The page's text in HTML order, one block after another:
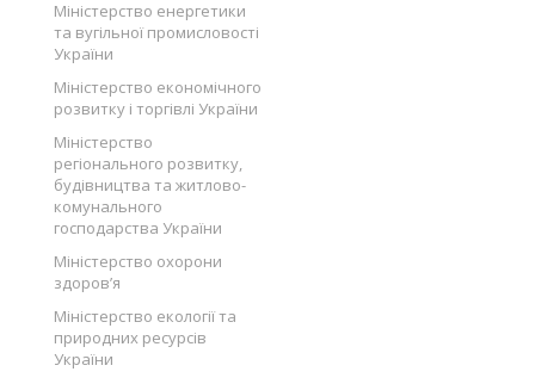
Міністерство енергетики
та вугільної промисловості
України
Міністерство економічного
розвитку і торгівлі України
Міністерство
регіонального розвитку,
будівництва та житлово-
комунального
господарства України
Міністерство охорони
здоров’я
Міністерство екології та
природних ресурсів
України